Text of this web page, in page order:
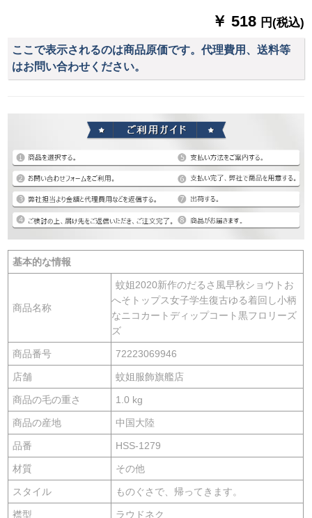
￥ 518 円(税込)
ここで表示されるのは商品原価です。代理費用、送料等
はお問い合わせください。
基本的な情報
商品名称
蚊姐2020新作のだるさ風早秋ショウトお
へそトップス女子学生復古ゆる着回し小柄
なニコカートディップコート黒フロリーズ
ズ
商品番号 72223069946
店舗 蚊姐服飾旗艦店
商品の毛の重さ 1.0 kg
商品の産地 中国大陸
品番 HSS-1279
材質 その他
スタイル ものぐさで、帰ってきます。
襟型 ラウドネク